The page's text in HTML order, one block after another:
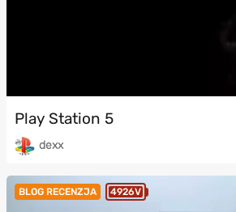
Play Station 5
dexx
BLOG RECENZJA 4926V